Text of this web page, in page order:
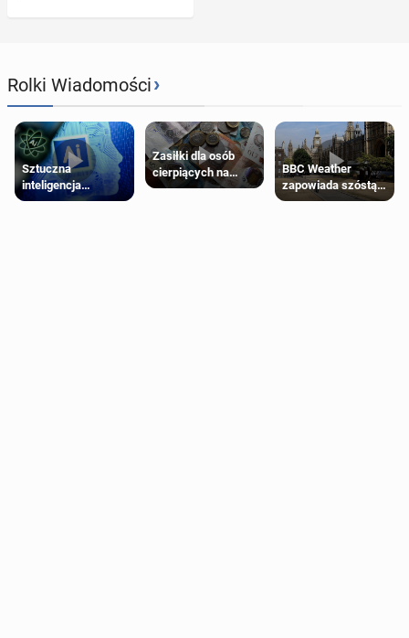
Rolki Wiadomości›
Sztuczna
inteligencja
próbowała oszukać
Zasiłki dla osób
cierpiących na
schorzenia
BBC Weather
zapowiada szóstą
falę upałów w